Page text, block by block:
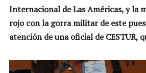
Internacional de Las Américas, y la
rojo con la gorra militar de este
atención de una oficial de CESTUR,